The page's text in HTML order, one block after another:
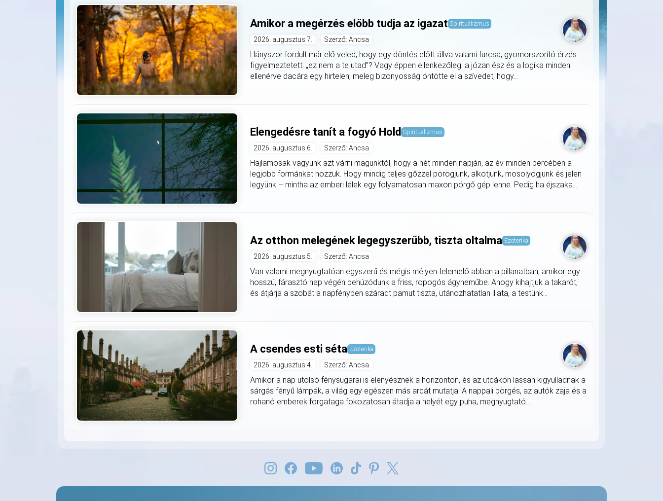
Amikor a megérzés előbb tudja az igazat Spiritualizmus
2026. augusztus 7. Szerző: Ancsa
Hányszor fordult már elő veled, hogy egy döntés előtt állva valami furcsa, gyomorszorító érzés
figyelmeztetett: „ez nem a te utad”? Vagy éppen ellenkezőleg: a józan ész és a logika minden
ellenérve dacára egy hirtelen, meleg bizonyosság öntötte el a szívedet, hogy...
Elengedésre tanít a fogyó Hold Spiritualizmus
2026. augusztus 6. Szerző: Ancsa
Hajlamosak vagyunk azt várni magunktól, hogy a hét minden napján, az év minden percében a
legjobb formánkat hozzuk. Hogy mindig teljes gőzzel pörögjünk, alkotjunk, mosolyogjunk és jelen
legyünk – mintha az emberi lélek egy folyamatosan maxon pörgő gép lenne. Pedig ha éjszaka...
Az otthon melegének legegyszerűbb, tiszta oltalma Ezoterika
2026. augusztus 5. Szerző: Ancsa
Van valami megnyugtatóan egyszerű és mégis mélyen felemelő abban a pillanatban, amikor egy
hosszú, fárasztó nap végén behúzódunk a friss, ropogós ágyneműbe. Ahogy kihajtjuk a takarót,
és átjárja a szobát a napfényben száradt pamut tiszta, utánozhatatlan illata, a testünk...
A csendes esti séta Ezoterika
2026. augusztus 4. Szerző: Ancsa
Amikor a nap utolsó fénysugarai is elenyésznek a horizonton, és az utcákon lassan kigyulladnak a
sárgás fényű lámpák, a világ egy egészen más arcát mutatja. A nappali pörgés, az autók zaja és a
rohanó emberek forgataga fokozatosan átadja a helyét egy puha, megnyugtató...